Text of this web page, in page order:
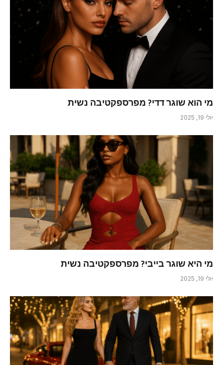
מי הוא שוגר דדי? מפרספקטיבה נשית
יולי 19, 2025
מי היא שוגר בייבי? מפרספקטיבה נשית
יולי 19, 2025